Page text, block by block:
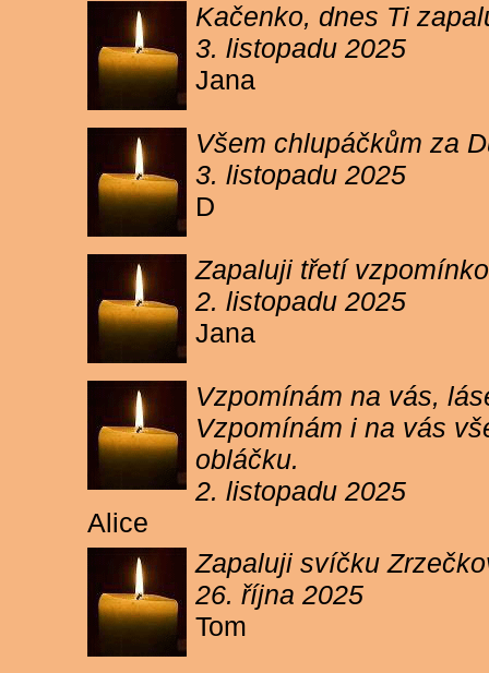
Kačenko, dnes Ti
3. listopadu 2025
Jana
Všem chlupáčkům za
3. listopadu 2025
D
Zapaluji třetí
2. listopadu 2025
Jana
Vzpomínám na vás,
Vzpomínám i na vás
obláčku.
2. listopadu 2025
Alice
Zapaluji svíčku
26. října 2025
Tom